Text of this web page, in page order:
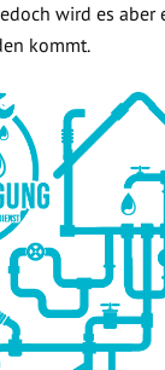
wird es aber
kommt.